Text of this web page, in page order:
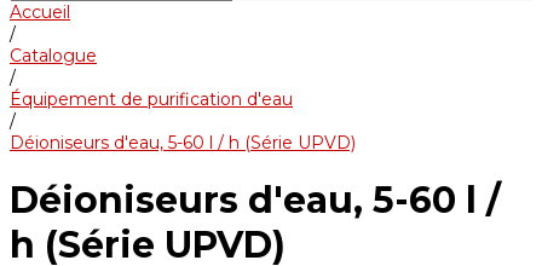
Accueil
/
Catalogue
/
Équipement de purification d'eau
/
Déioniseurs d'eau, 5-60 l / h (Série UPVD)
Déioniseurs d'eau, 5-60 l /
h (Série UPVD)